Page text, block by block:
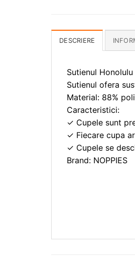
DESCRIERE
Sutienul
Sutienul ofera
Material: 88%
Caracteristici:
✓ Cupele sunt
✓ Fiecare cupa
✓ Cupele se
Brand: NOPPIES